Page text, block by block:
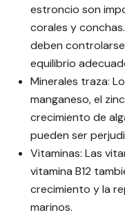
estroncio son
corales y
deben
equilibrio
Minerales traza:
manganeso, el
crecimiento de
pueden ser
Vitaminas: Las
vitamina B12
crecimiento y la
marinos.